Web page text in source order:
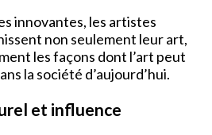
innovantes, les artistes
non seulement leur art,
les façons dont l’art peut
la société d’aujourd’hui.
et influence